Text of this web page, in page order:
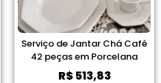
Serviço de Jantar Chá Café
42 peças em Porcelana
R$513,83